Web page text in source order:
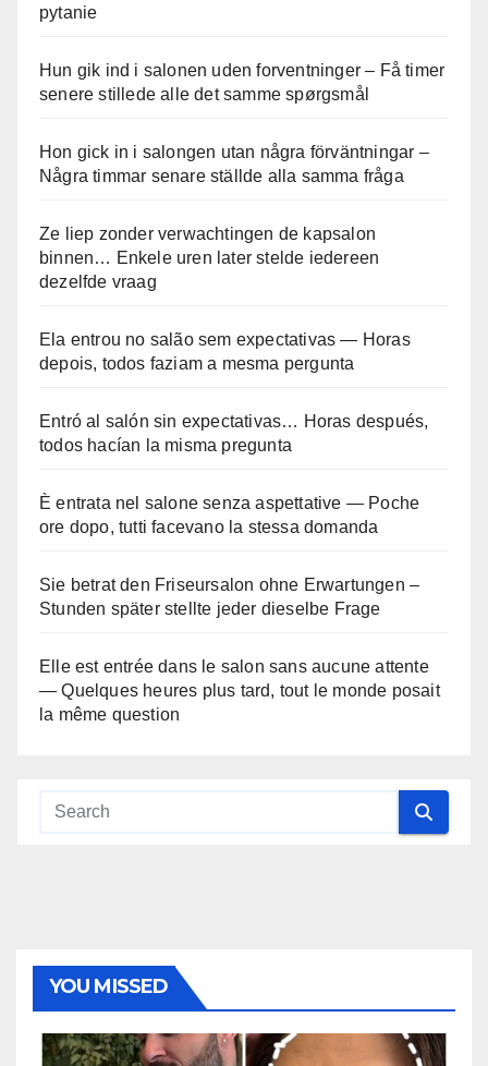
pytanie
Hun gik ind i salonen uden forventninger – Få timer
senere stillede alle det samme spørgsmål
Hon gick in i salongen utan några förväntningar –
Några timmar senare ställde alla samma fråga
Ze liep zonder verwachtingen de kapsalon
binnen… Enkele uren later stelde iedereen
dezelfde vraag
Ela entrou no salão sem expectativas — Horas
depois, todos faziam a mesma pergunta
Entró al salón sin expectativas… Horas después,
todos hacían la misma pregunta
È entrata nel salone senza aspettative — Poche
ore dopo, tutti facevano la stessa domanda
Sie betrat den Friseursalon ohne Erwartungen –
Stunden später stellte jeder dieselbe Frage
Elle est entrée dans le salon sans aucune attente
— Quelques heures plus tard, tout le monde posait
la même question
YOU MISSED